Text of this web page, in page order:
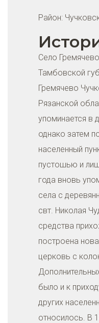
Район:
Село
Тамбовской
Гремячево
Рязанской
упоминается в
однако затем
населенный
пустошью и
года вновь
села с
свт. Николая
средства
построена
церковь с
было и к
других
относилось. В